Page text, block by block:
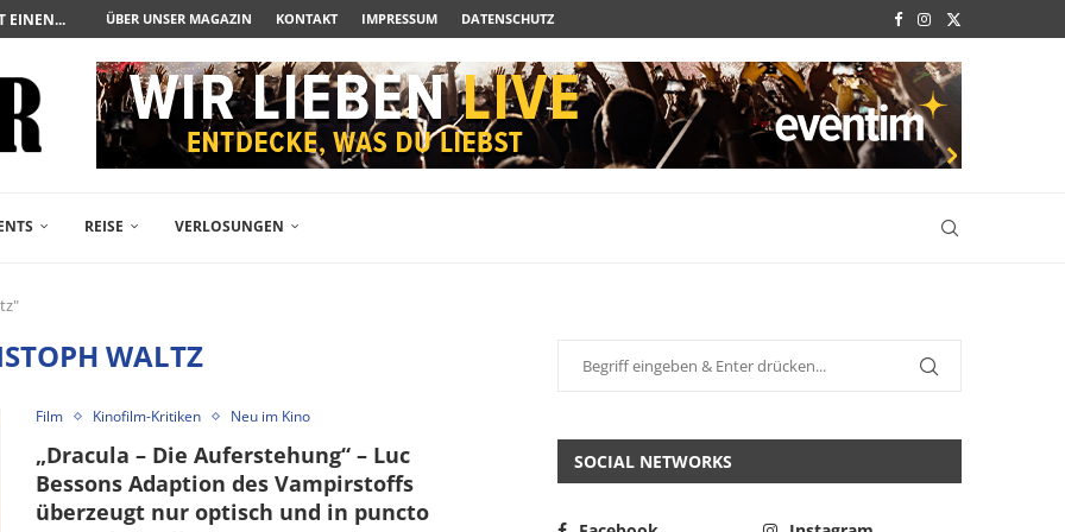
DER BESONDEREN ART
ZUM ALBTRAUM WIRD
FREIKARTEN- UND...
ACTION-BLOCKBUSTER...
POLARSTERN...
JETZT AUF DVD...
ROMCOM AUS 1963...
ÜBER UNSER MAGAZIN KONTAKT IMPRESSUM DATENSCHUTZ
REISE VERLOSUNGEN
WALTZ
Film Kinofilm-Kritiken Neu im Kino
„Dracula – Die Auferstehung“ – Luc
Bessons Adaption des Vampirstoffs
überzeugt nur optisch und in puncto
SOCIAL NETWORKS